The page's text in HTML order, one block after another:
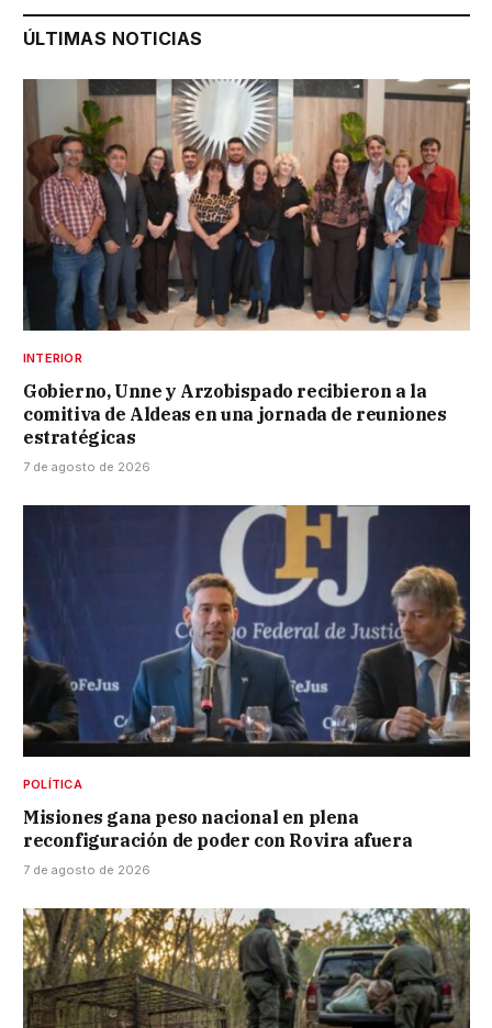
ÚLTIMAS NOTICIAS
INTERIOR
Gobierno, Unne y Arzobispado recibieron a la
comitiva de Aldeas en una jornada de reuniones
estratégicas
7 de agosto de 2026
POLÍTICA
Misiones gana peso nacional en plena
reconfiguración de poder con Rovira afuera
7 de agosto de 2026